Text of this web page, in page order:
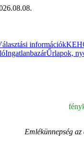
információk
IngatlanbazárŰrlapok,
Emlékünnepség